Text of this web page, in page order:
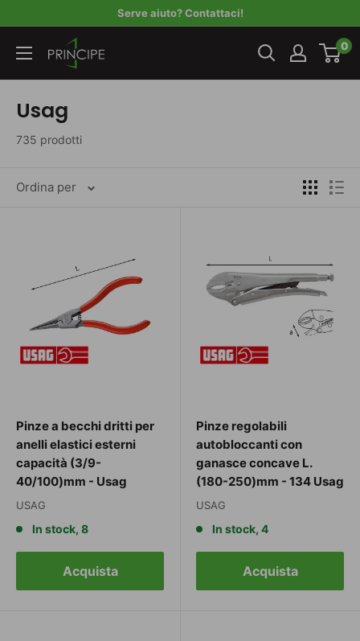
contenuto
Serve aiuto? Contattaci!
Principe 0
Usag
735 prodotti
Ordina per
Pinze a becchi dritti per
anelli elastici esterni
capacità (3/9-
40/100)mm - Usag
USAG
In stock, 8
Acquista
Pinze regolabili
autobloccanti con
ganasce concave L.
(180-250)mm - 134 Usag
USAG
In stock, 4
Acquista